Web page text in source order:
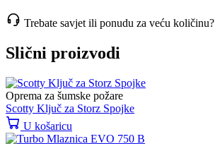
Trebate savjet ili ponudu za veću količinu?
Slični proizvodi
Oprema za šumske požare
Scotty Ključ za Storz Spojke
U košaricu